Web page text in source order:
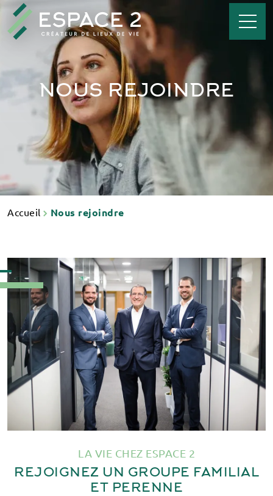
NOUS REJOINDRE
Accueil Nous rejoindre
LA VIE CHEZ ESPACE 2
REJOIGNEZ UN GROUPE FAMILIAL
ET PERENNE